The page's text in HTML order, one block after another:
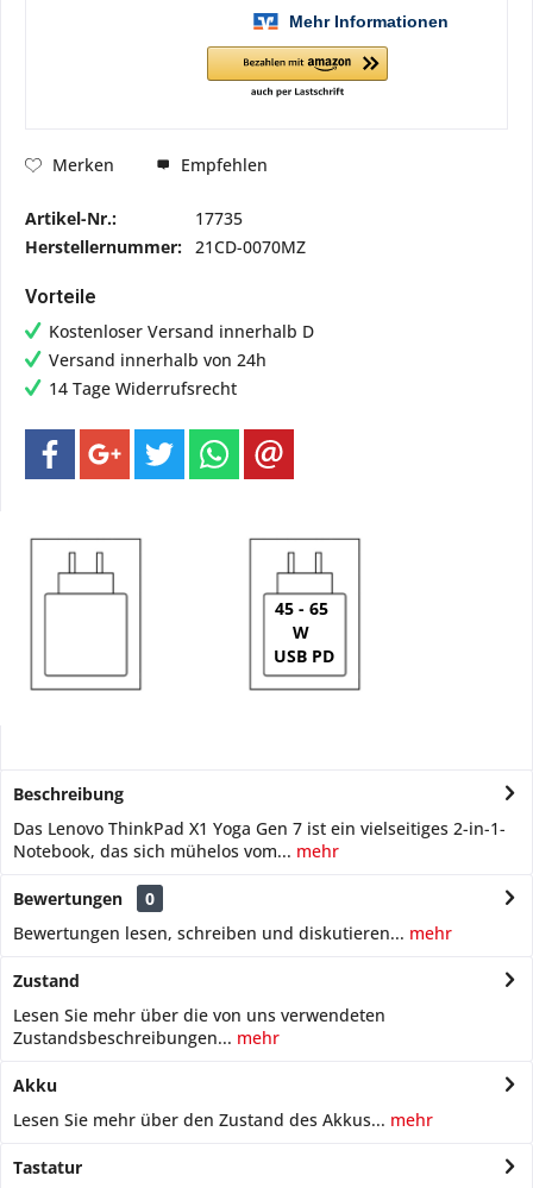
Merken Empfehlen
Artikel-Nr.:
17735
Herstellernummer:
21CD-0070MZ
Vorteile
Kostenloser Versand innerhalb D
Versand innerhalb von 24h
14 Tage Widerrufsrecht
45 - 65
W
USB PD
Beschreibung
Das Lenovo ThinkPad X1 Yoga Gen 7 ist ein vielseitiges 2-in-1-
Notebook, das sich mühelos vom... mehr
Bewertungen
0
Bewertungen lesen, schreiben und diskutieren... mehr
Zustand
Lesen Sie mehr über die von uns verwendeten
Zustandsbeschreibungen... mehr
Akku
Lesen Sie mehr über den Zustand des Akkus... mehr
Tastatur